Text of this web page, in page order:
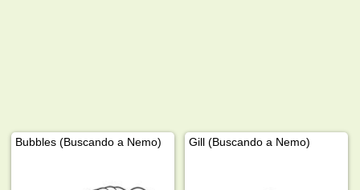
Bubbles (Buscando a Nemo) Gill (Buscando a Nemo)